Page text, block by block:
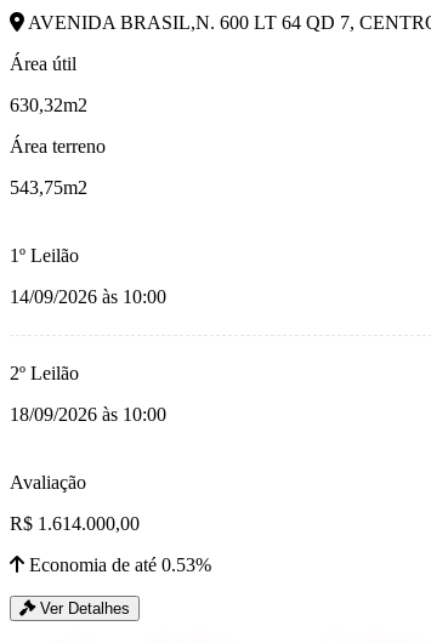
AVENIDA BRASIL,N. 600 LT 64 QD 7,
Área útil
630,32m2
Área terreno
543,75m2
1º Leilão
14/09/2026 às 10:00
2º Leilão
18/09/2026 às 10:00
Avaliação
R$ 1.614.000,00
Economia de até 0.53%
Ver Detalhes